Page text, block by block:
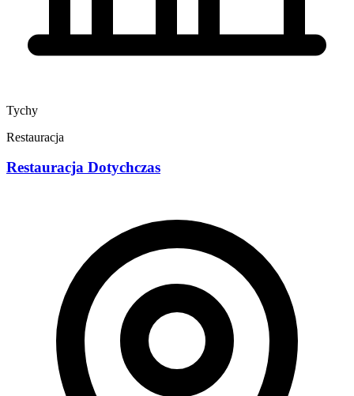
Tychy
Restauracja
Restauracja Dotychczas